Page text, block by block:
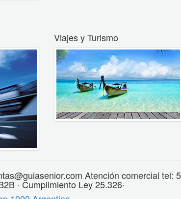
Viajes y Turismo
Atención comercial tel:
· Cumplimiento Ley 25.326·